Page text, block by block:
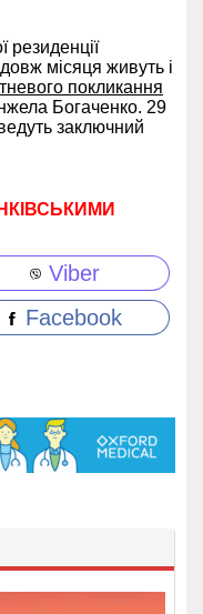
резиденції
місяця живуть і
покликання
Богаченко. 29
заключний
Viber
Facebook